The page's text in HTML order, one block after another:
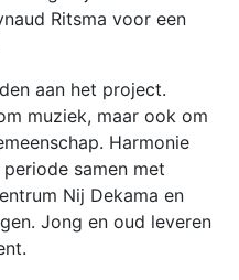
Ritsma voor een
aan het project.
muziek, maar ook om
Harmonie
samen met
Nij Dekama en
Jong en oud leveren